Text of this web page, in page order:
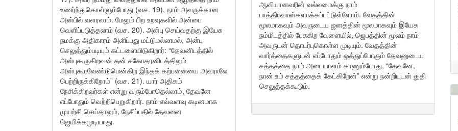
உணர்ந்துகொள்ளும்போது (வச. 19), நாம் அவருக்கான
அன்பில் வளரலாம். மேலும் பிற உறவுகளில் அன்பை
வெளிப்படுத்தலாம் (வச. 20). அன்பு செய்வதற்கு இயேசு
நமக்கு அதிகாரம் அளிப்பது மட்டுமல்லாமல், அன்பு
செலுத்தும்படியும் கட்டளையிடுகிறார்: “தேவனிடத்தில்
அன்புகூருகிறவன் தன் சகோதரனிடத்திலும்
அன்புகூரவேண்டுமென்கிற இந்தக் கற்பனையை அவராலே
பெற்றிருக்கிறோம்” (வச. 21). யார் அதிகம்
நேசிக்கிறவர்கள் என்று வரும்போதெல்லாம், தேவனே
எப்போதும் வெற்றிபெறுகிறார். நாம் எவ்வளவு கடினமாக
முயற்சி செய்தாலும், நேசிப்பதில் தேவனை
ஜெயிக்கமுடியாது.
ஆவியானவரின் வல்லமைக்கு நாம்
பாத்திரவான்களாக்கப்பட்டுள்ளோம். வேதத்தின்
மூலமாகவும் அவருடைய ஜனத்தின் மூலமாகவும் இயேசு
நம்மிடத்தில் பேசுகிற வேளையில், ஜெபத்தின் மூலம் நாம்
அவருடன் தொடர்புகொள்ள முடியும். வேதத்தின்
வார்த்தைகளுடன் எப்போதும் ஒத்துப்போகும் தேவனுடைய
சத்தத்தை நாம் அடையாளம் காணும்போது, “தேவனே,
நான் உம் சத்தத்தைக் கேட்கிறேன்” என்று நன்றியுடன் துதி
செலுத்தக்கூடும்.